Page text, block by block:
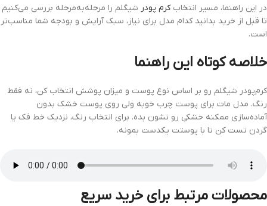
در این راهنما، مسیر انتخابکرم پودر شیگلم را مرحله‌به‌مرحله بررسی می‌کنیم
تا قبل از خرید بدانید کدام مدل برای نیاز، سبک آرایش و بودجه شما مناسب‌تر
است.
خلاصه کوتاه این راهنما
کرم‌پودر شیگلم رو بر اساس نوع پوست و میزان پوشش انتخاب کن، نه فقط
رنگ. مدل مات برای پوست چرب خوبه ولی روی پوست خشک بدون
آماده‌سازی ممکنه خشکی رو نشون بده. برای انتخاب رنگ، نزدیک خط فک یا
گردن تست کن تا با پوستت یکدست بمونه.
محصولات مرتبط برای خرید سریع